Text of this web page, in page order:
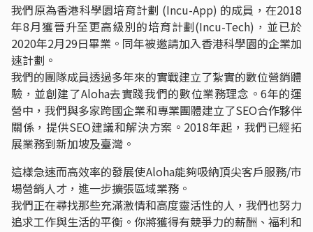
我們原為香港科學園培育計劃 (Incu-App) 的成員，在2018
年8月獲晉升至更高級別的培育計劃(Incu-Tech)，並已於
2020年2月29日畢業。同年被邀請加入香港科學園的企業加
速計劃。
我們的團隊成員透過多年來的實戰建立了紮實的數位營銷體
驗，並創建了Aloha去實踐我們的數位業務理念。6年的運
營中，我們與多家跨國企業和專業團體建立了SEO合作夥伴
關係，提供SEO建議和解決方案。2018年起，我們已經拓
展業務到新加坡及臺灣。
這樣急速而高效率的發展使Aloha能夠吸納頂尖客戶服務/市
場營銷人才，進一步擴張區域業務。
我們正在尋找那些充滿激情和高度靈活性的人，我們也努力
追求工作與生活的平衡。你將獲得有競爭力的薪酬、福利和